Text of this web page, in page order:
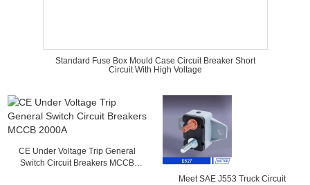
Standard Fuse Box Mould Case Circuit Breaker Short
Circuit With High Voltage
CE Under Voltage Trip General
Switch Circuit Breakers MCCB
Meet SAE J553 Truck Circuit